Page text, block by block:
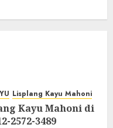
Lisplang Kayu Mahoni
Kayu Mahoni di
2572-3489